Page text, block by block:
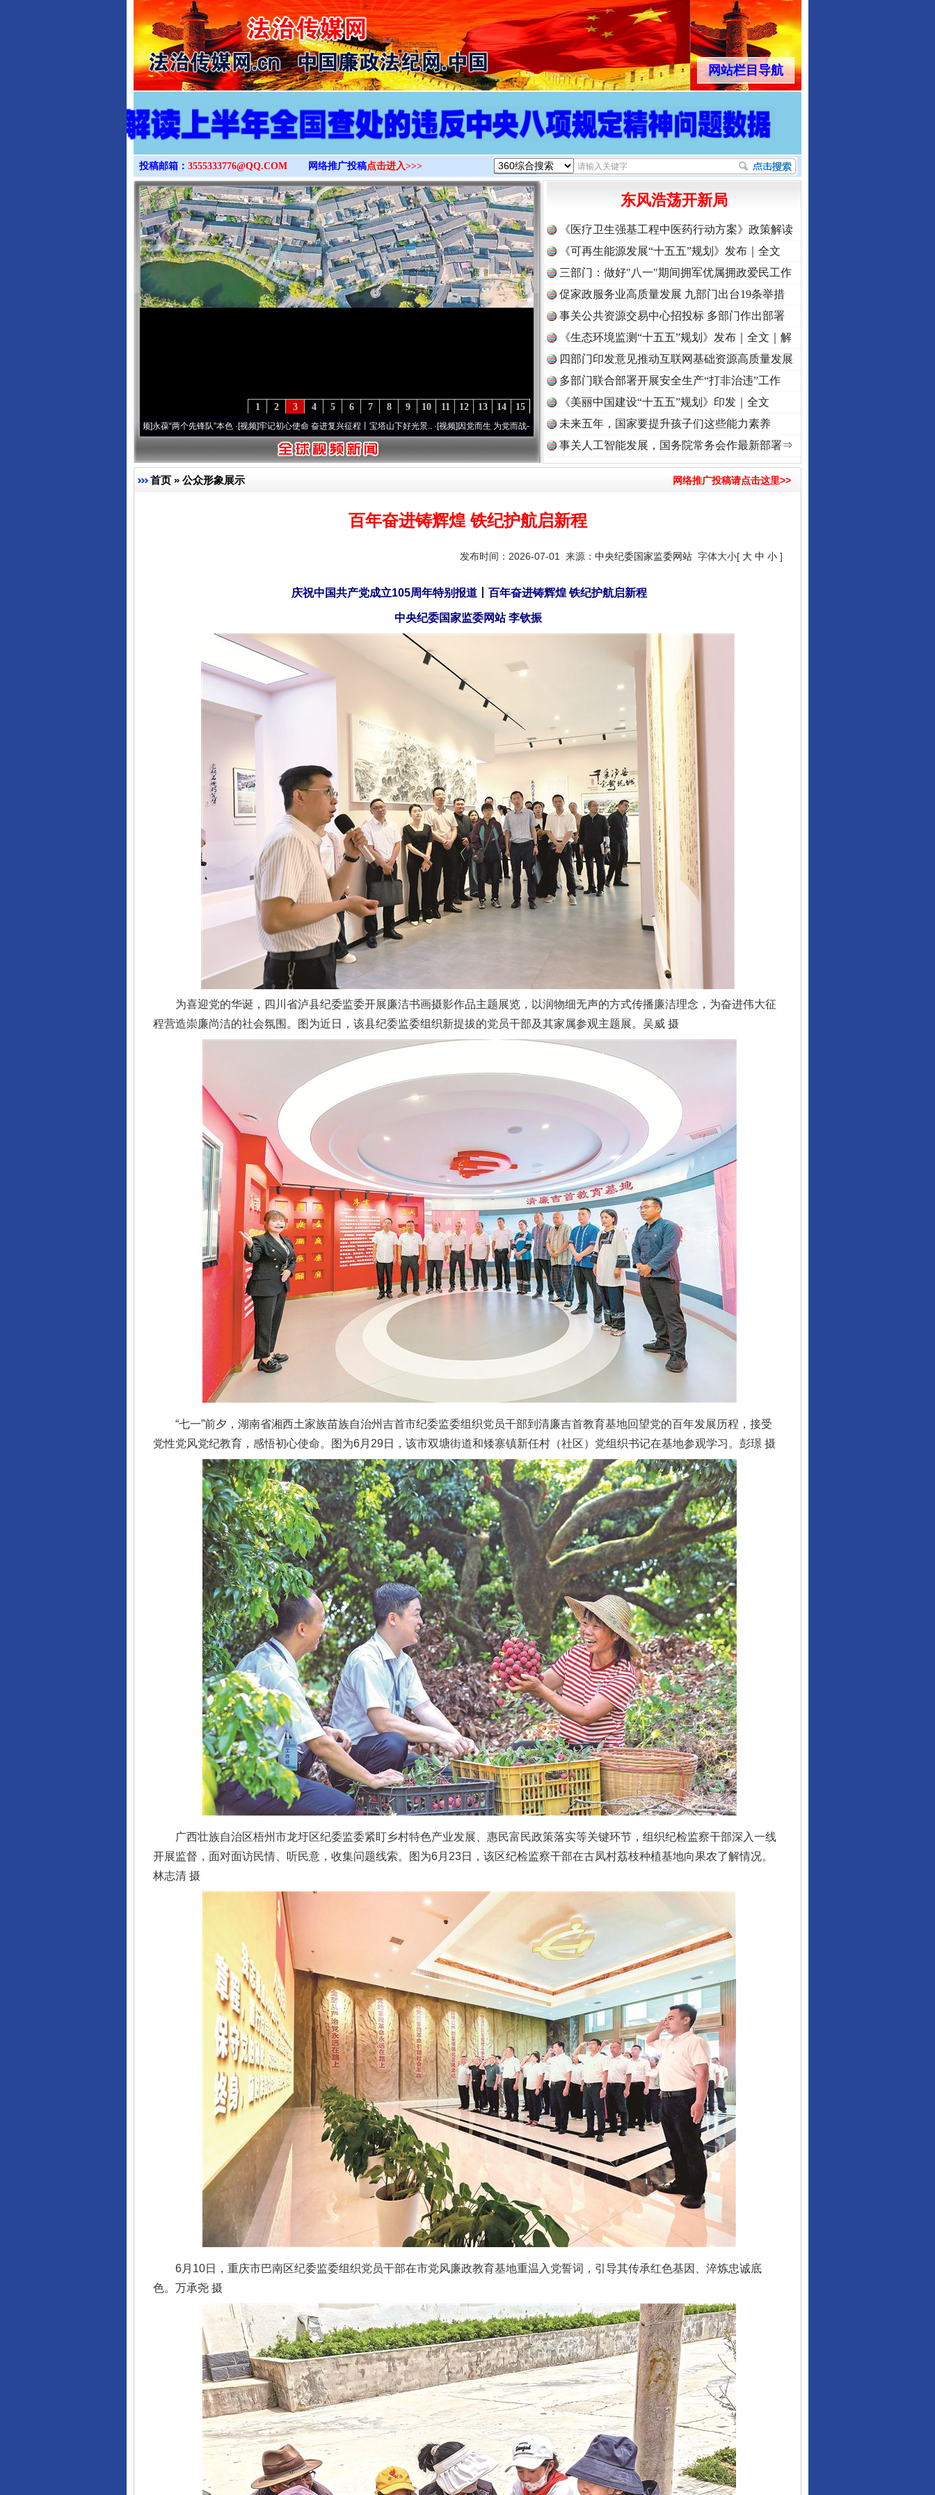
>
网站栏目导航
投稿邮箱： 3555333776@QQ.COM 网络推广投稿点击进入>>>
15
14
13
12
11
10
9
8
7
6
5
4
3
2
1
永葆“两个先锋队”本色·[视频]牢记初心使命 奋进复兴征程丨宝塔山下好光景.. ·[视频]因党而生 为党而战——百年“纪”事⑧加强纪律..·[视频]牢记初心使命 奋进复兴征程丨“转折之城”激荡..·[视频]
东风浩荡开新局
《医疗卫生强基工程中医药行动方案》政策解读
《可再生能源发展“十五五”规划》发布｜全文
三部门：做好"八一"期间拥军优属拥政爱民工作
促家政服务业高质量发展 九部门出台19条举措
事关公共资源交易中心招投标 多部门作出部署
《生态环境监测“十五五”规划》发布｜全文｜解
读
四部门印发意见推动互联网基础资源高质量发展
多部门联合部署开展安全生产“打非治违”工作
《美丽中国建设“十五五”规划》印发｜全文
未来五年，国家要提升孩子们这些能力素养
事关人工智能发展，国务院常务会作最新部署⇒
首页 » 公众形象展示 网络推广投稿请点击这里>>
百年奋进铸辉煌 铁纪护航启新程
发布时间：2026-07-01 来源： 中央纪委国家监委网站 字体大小[ 大 中 小 ]
庆祝中国共产党成立105周年特别报道丨百年奋进铸辉煌 铁纪护航启新程
中央纪委国家监委网站 李钦振
为喜迎党的华诞，四川省泸县纪委监委开展廉洁书画摄影作品主题展览，以润物细无声的方式传播廉洁理念，为奋进伟大征
程营造崇廉尚洁的社会氛围。图为近日，该县纪委监委组织新提拔的党员干部及其家属参观主题展。吴威 摄
“七一”前夕，湖南省湘西土家族苗族自治州吉首市纪委监委组织党员干部到清廉吉首教育基地回望党的百年发展历程，接受
党性党风党纪教育，感悟初心使命。图为6月29日，该市双塘街道和矮寨镇新任村（社区）党组织书记在基地参观学习。彭璟 摄
广西壮族自治区梧州市龙圩区纪委监委紧盯乡村特色产业发展、惠民富民政策落实等关键环节，组织纪检监察干部深入一线
开展监督，面对面访民情、听民意，收集问题线索。图为6月23日，该区纪检监察干部在古凤村荔枝种植基地向果农了解情况。
林志清 摄
6月10日，重庆市巴南区纪委监委组织党员干部在市党风廉政教育基地重温入党誓词，引导其传承红色基因、淬炼忠诚底
色。万承尧 摄